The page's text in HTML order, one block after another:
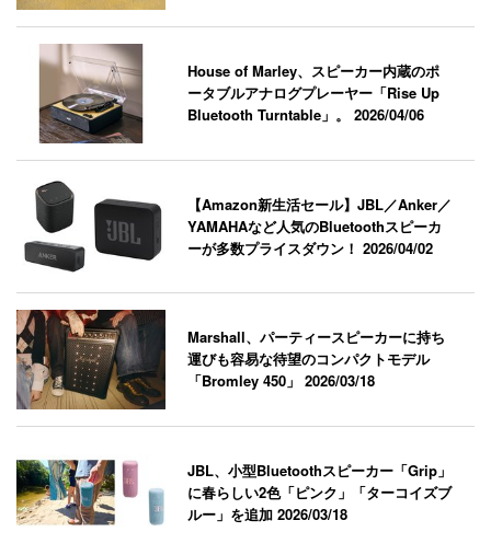
House of Marley、スピーカー内蔵のポ
ータブルアナログプレーヤー「Rise Up
Bluetooth Turntable」。2026/04/06
【Amazon新生活セール】JBL／Anker／
YAMAHAなど人気のBluetoothスピーカ
ーが多数プライスダウン！2026/04/02
Marshall、パーティースピーカーに持ち
運びも容易な待望のコンパクトモデル
「Bromley 450」2026/03/18
JBL、小型Bluetoothスピーカー「Grip」
に春らしい2色「ピンク」「ターコイズブ
ルー」を追加2026/03/18